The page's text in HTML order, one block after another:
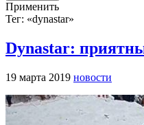
Применить
Тег: «dynastar»
Dynastar:
19 марта 2019 новости